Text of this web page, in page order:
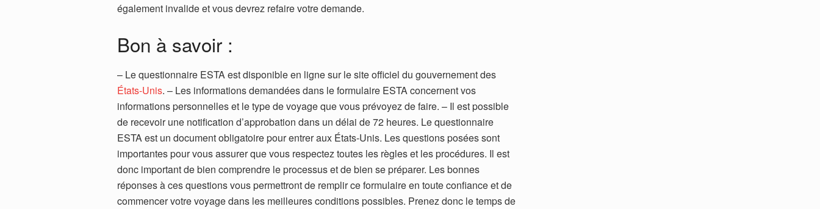
également invalide et vous devrez refaire votre demande.
Bon à savoir :
– Le questionnaire ESTA est disponible en ligne sur le site officiel du gouvernement des
États-Unis. – Les informations demandées dans le formulaire ESTA concernent vos
informations personnelles et le type de voyage que vous prévoyez de faire. – Il est possible
de recevoir une notification d’approbation dans un délai de 72 heures. Le questionnaire
ESTA est un document obligatoire pour entrer aux États-Unis. Lesquestionsposéessont
importantespourvousassurerquevous respecteztoutes les règleset lesprocédures. Il est
donc important de bien comprendre le processus et de bien se préparer. Les bonnes
réponses à ces questions vous permettront de remplir ce formulaire en toute confiance et de
commencer votre voyage dans les meilleures conditions possibles. Prenez donc le temps de